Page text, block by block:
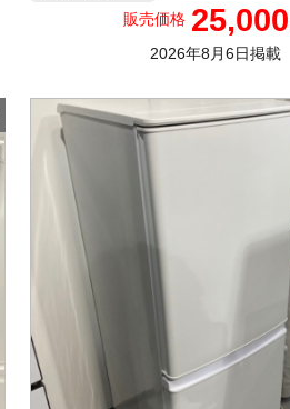
販売価格 25,000
2026年8月6日掲載